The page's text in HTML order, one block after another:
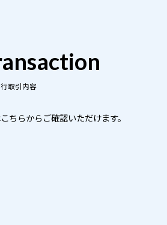
取引内容
ちらからご確認いただけます。